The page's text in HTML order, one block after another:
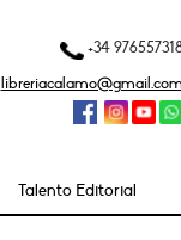
+34
libreriacalamo@gmail.com
Talento Editorial